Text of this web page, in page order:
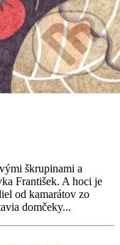
škrupinami a
František. A hoci je
od kamarátov zo
domčeky...